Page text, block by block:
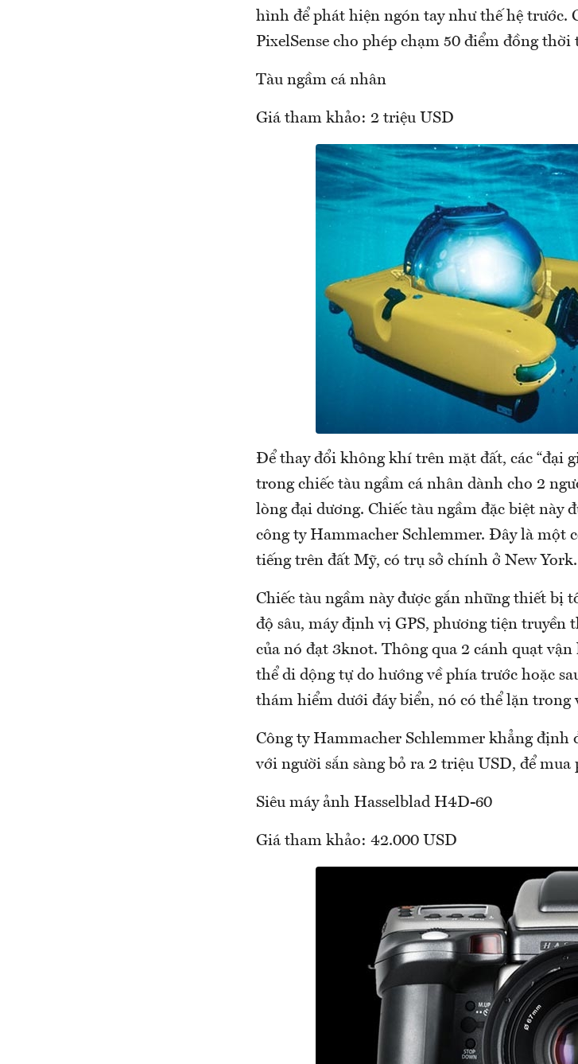
hình để phát hiện ngón tay như thế hệ trước.
PixelSense cho phép chạm 50 điểm đồng
Tàu ngầm cá nhân
Giá tham khảo: 2 triệu USD
Để thay đổi không khí trên mặt đất, các “đại
trong chiếc tàu ngầm cá nhân dành cho 2
lòng đại dương. Chiếc tàu ngầm đặc biệt này
công ty Hammacher Schlemmer. Đây là một
tiếng trên đất Mỹ, có trụ sở chính ở New York.
Chiếc tàu ngầm này được gắn những thiết bị
độ sâu, máy định vị GPS, phương tiện
của nó đạt 3knot. Thông qua 2 cánh quạt
thể di dộng tự do hướng về phía trước hoặc
thám hiểm dưới đáy biển, nó có thể lặn trong
Công ty Hammacher Schlemmer khẳng định
với người sắn sàng bỏ ra 2 triệu USD, để mua
Siêu máy ảnh Hasselblad H4D-60
Giá tham khảo: 42.000 USD